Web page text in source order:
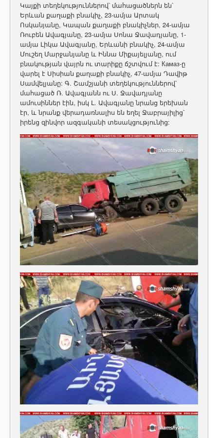
Կայքի տեղեկություններով՝ մահացածներն են՝
Երևան քաղաքի բնակիչ, 23-ամյա Արտակ
Ոսկանյանը, Կապան քաղաքի բնակիչներ, 24-ամյա
Ռուբեն Ավագյանը, 23-ամյա Սոնա Ջավադյանը, 1-
ամյա Լիկա Ավագյանը, Երևանի բնակիչ, 24-ամյա
Մուշեղ Մարջանյանը և Իննա Միքայելյանը, ում
բնակության վայրն ու տարիքը ճշտվում է: Камаз-ը
վարել է Սիսիան քաղաքի բնակիչ, 47-ամյա Դավիթ
Սամվելյանը: Գ. Շամշյանի տեղեկություններով՝
մահացած Ռ. Ավագյանն ու Ս. Ջավադյանը
ամուսիններ էին, իսկ Լ. Ավագյանը նրանց երեխան
էր, և նրանք վերադառնալիս են եղել Ջաբրայիլից՝
իրենց զինվոր ազգականի տեսակցությունից: